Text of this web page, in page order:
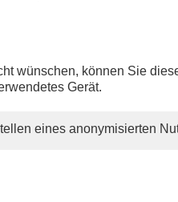
wünschen, können Sie
Gerät.
eines anonymisierten